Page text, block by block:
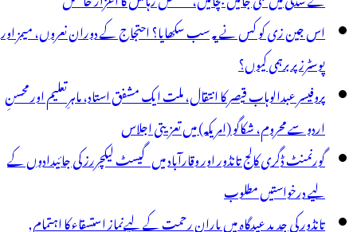
سے اس جین زی کو کس نے یہ سب سکھایا؟ احتجاج کے دوران نعروں، میمز اور
پوسٹرز پر برہمی کیوں؟
پروفیسر عبدالوہاب قیصر کا انتقال، ملت ایک مشفق استاد، ماہرِتعلیم اور محسنِ
اردو سے محروم، شکاگو (امریکہ) میں تعزیتی اجلاس
گورنمنٹ ڈگری کالج تانڈور اور وقارآباد میں گیسٹ لیکچررز کی جائیدادوں کے
لیے درخواستیں مطلوب
تانڈور کی جدید عیدگاہ میں بارانِ رحمت کے لیےنمازِ استسقاء کا اہتمام,